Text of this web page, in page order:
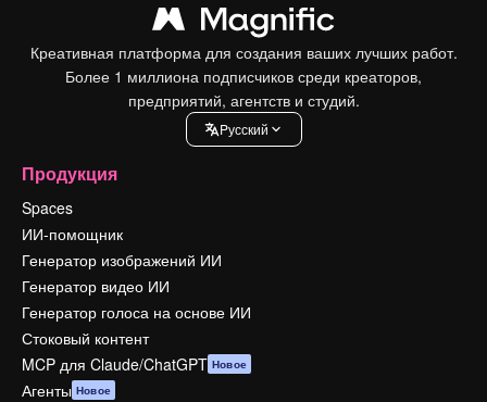
Креативная платформа для создания ваших лучших работ.
Более 1 миллиона подписчиков среди креаторов,
предприятий, агентств и студий.
Pусский
Продукция
Spaces
ИИ-помощник
Генератор изображений ИИ
Генератор видео ИИ
Генератор голоса на основе ИИ
Стоковый контент
MCP для Claude/ChatGPT Новое
Агенты Новое